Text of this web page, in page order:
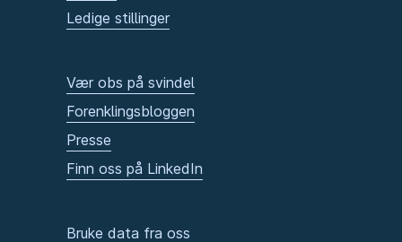
Ledige stillinger
Vær obs på svindel
Forenklingsbloggen
Presse
Finn oss på LinkedIn
Bruke data fra oss